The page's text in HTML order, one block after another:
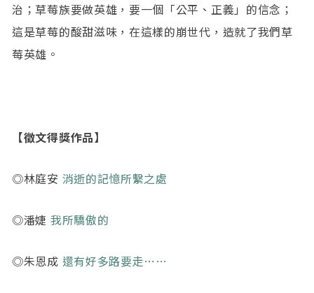
治；草莓族要做英雄，要一個「公平、正義」的信念；
這是草莓的酸甜滋味，在這樣的崩世代，造就了我們草
莓英雄。
【徵文得獎作品】
◎林庭安 消逝的記憶所繫之處
◎潘婕 我所驕傲的
◎朱恩成 還有好多路要走……